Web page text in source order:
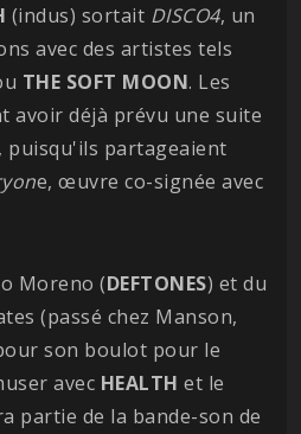
(indus) sortait DISCO4, un
avec des artistes tels
THE SOFT MOON. Les
avoir déjà prévu une suite
puisqu'ils partageaient
e, œuvre co-signée avec
Moreno (DEFTONES) et du
(passé chez Manson,
son boulot pour le
avec HEALTH et le
partie de la bande-son de